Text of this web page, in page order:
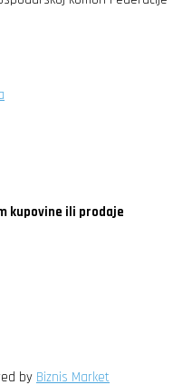
kupovine ili prodaje
by Biznis Market